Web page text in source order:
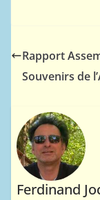
Rapport
Souvenirs de
Ferdinand